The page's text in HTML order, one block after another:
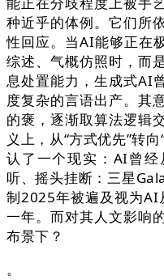
种近乎的体例。它们所
性回应。当AI能够正在
综述、气概仿照时，而
息处置能力，生成式AI
度复杂的言语出产。其
的褒，逐渐取算法逻辑
义上，从“方式优先”转
认了一个现实：AI曾
听、摇头挂断：三星
制2025年被遍及视为AI
一年。而对其人文影响
布景下？
。